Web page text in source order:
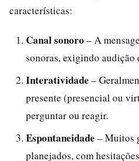
características:
Canal sonoro – A
sonoras, exigindo audição
Interatividade –
presente (presencial ou
perguntar ou reagir.
Espontaneidade – Muitos
planejados, com